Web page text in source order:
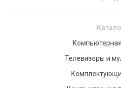
Телевизоры и